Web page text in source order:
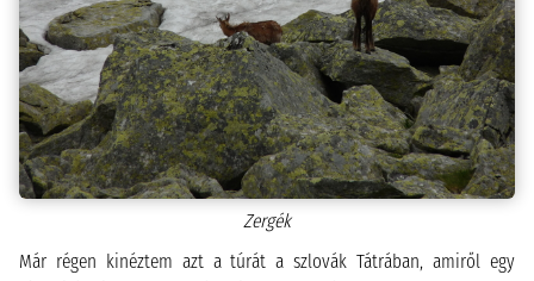
Zergék
Már régen kinéztem azt a túrát a szlovák Tátrában, amiről egy